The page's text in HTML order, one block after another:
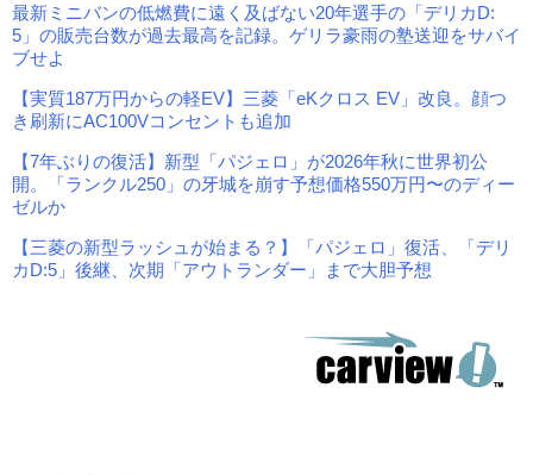
最新ミニバンの低燃費に遠く及ばない20年選手の「デリカD:
5」の販売台数が過去最高を記録。ゲリラ豪雨の塾送迎をサバイ
ブせよ
【実質187万円からの軽EV】三菱「eKクロス EV」改良。顔つ
き刷新にAC100Vコンセントも追加
【7年ぶりの復活】新型「パジェロ」が2026年秋に世界初公
開。「ランクル250」の牙城を崩す予想価格550万円〜のディー
ゼルか
【三菱の新型ラッシュが始まる？】「パジェロ」復活、「デリ
カD:5」後継、次期「アウトランダー」まで大胆予想